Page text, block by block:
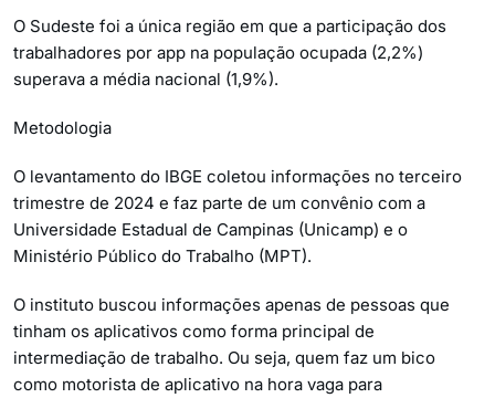
O Sudeste foi a única região em que a participação dos
trabalhadores por app na população ocupada (2,2%)
superava a média nacional (1,9%).
Metodologia
O levantamento do IBGE coletou informações no terceiro
trimestre de 2024 e faz parte de um convênio com a
Universidade Estadual de Campinas (Unicamp) e o
Ministério Público do Trabalho (MPT).
O instituto buscou informações apenas de pessoas que
tinham os aplicativos como forma principal de
intermediação de trabalho. Ou seja, quem faz um bico
como motorista de aplicativo na hora vaga para